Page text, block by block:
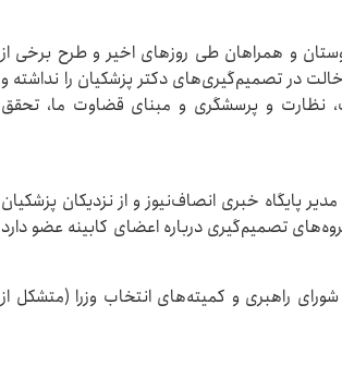
و همراهان طی روزهای اخیر و طرح برخی از
شبهه‌ها به اطلاع می‌رساند: ‎جبهه اصلاحات ایران بنای دخالت در تصمیم‌گیری‌های ‎دکتر پزشکیان را نداشته و
نخواهد داشت. موضع ما در برابر دولت ایشان ‎حمایت، ‎نظارت و ‎پرسشگری و مبنای قضاوت ما، تحقق
پایگاه خبری انصاف‌نیوز و از نزدیکان پزشکیان
تصمیم‌گیری درباره اعضای کابینه عضو دارد
راهبری و کمیته‌های انتخاب وزرا (متشکل از